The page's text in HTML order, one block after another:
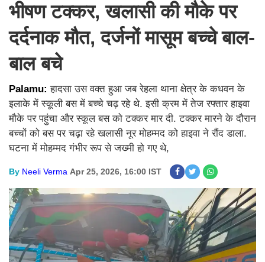
भीषण टक्कर, खलासी की मौके पर
दर्दनाक मौत, दर्जनों मासूम बच्चे बाल-
बाल बचे
Palamu:हादसा उस वक्त हुआ जब रेहला थाना क्षेत्र के कधवन के
इलाके में स्कूली बस में बच्चे चढ़ रहे थे. इसी क्रम में तेज रफ्तार हाइवा
मौके पर पहुंचा और स्कूल बस को टक्कर मार दी. टक्कर मारने के दौरान
बच्चों को बस पर चढ़ा रहे खलासी नूर मोहम्मद को हाइवा ने रौंद डाला.
घटना में मोहम्मद गंभीर रूप से जख्मी हो गए थे,
By Neeli Verma Apr 25, 2026, 16:00 IST